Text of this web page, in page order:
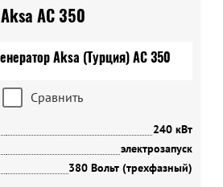
Aksa AC 350
Сравнить
240 кВт
электрозапуск
380 Вольт (трехфазный)